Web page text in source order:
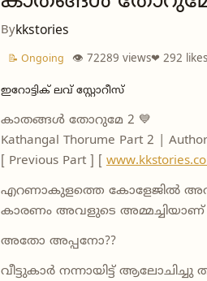
Bykkstories
📝 Ongoing 👁 72289 views❤ 292 likes
ഇറോട്ടിക് ലവ് സ്റ്റോറീസ്
കാതങ്ങൾ തോറുമേ 2 💙
Kathangal Thorume Part 2 |
[ Previous Part ] [
എറണാകുളത്തെ കോളേജിൽ
കാരണം അവളുടെ അമ്മച്ചിയാണ്
അതോ അപ്പനോ??
വീട്ടുകാർ നന്നായിട്ട്